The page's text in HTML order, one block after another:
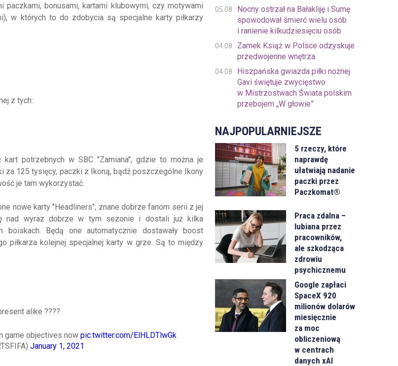
bonusami, kartami klubowymi, czy motywami
w których to do zdobycia są specjalne karty piłkarzy
z tych:
potrzebnych w SBC "Zamiana", gdzie to można je
za 125 tysięcy, paczki z Ikoną, bądź poszczególne Ikony
je tam wykorzystać.
nowe karty "Headliners", znane dobrze fanom serii z jej
nad wyraz dobrze w tym sezonie i dostali już kilka
Będą one automatycznie dostawały boost
piłkarza kolejnej specjalnej karty w grze. Są to między
alike ????
game objectives now pic.twitter.com/ElHLDTlwGk
January 1, 2021
05.08
Nocny ostrzał na Bałakliję i Sumę
spowodował śmierć wielu osób
i ranienie kilkudziesięciu osób
04.08
Zamek Książ w Polsce odzyskuje
przedwojenne wnętrza
04.08
Hiszpańska gwiazda piłki nożnej
Gavi świętuje zwycięstwo
w Mistrzostwach Świata polskim
przebojem „W głowie”
NAJPOPULARNIEJSZE
5 rzeczy, które
naprawdę
ułatwiają nadanie
paczki przez
Paczkomat®
Praca zdalna –
lubiana przez
pracowników,
ale szkodząca
zdrowiu
psychicznemu
Google zapłaci
SpaceX 920
milionów dolarów
miesięcznie
za moc
obliczeniową
w centrach
danych xAI